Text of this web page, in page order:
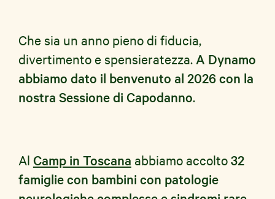
Che sia un anno pieno di fiducia,
divertimento e spensieratezza. A Dynamo
abbiamo dato il benvenuto al 2026 con la
nostra Sessione di Capodanno.
Al Camp in Toscana abbiamo accolto32
famiglie con bambini con patologie